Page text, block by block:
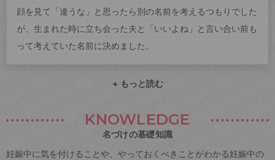
顔を見て「違うな」と思ったら別の名前を考えるつもりでした
が、生まれた時に立ち会った夫と「いいよね」と言い合い前も
って考えていた名前に決めました。
+ もっと読む
KNOWLEDGE
名づけの基礎知識
妊娠中に気を付けることや、やっておくべきことがわかる妊娠中の